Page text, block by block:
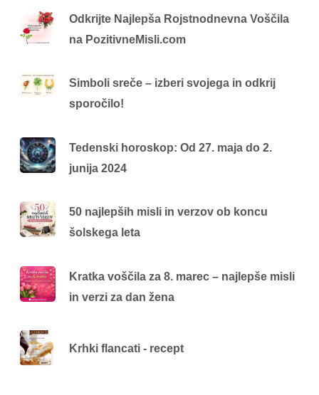
Odkrijte Najlepša Rojstnodnevna Voščila
na PozitivneMisli.com
Simboli sreče – izberi svojega in odkrij
sporočilo!
Tedenski horoskop: Od 27. maja do 2.
junija 2024
50 najlepših misli in verzov ob koncu
šolskega leta
Kratka voščila za 8. marec – najlepše misli
in verzi za dan žena
Krhki flancati - recept